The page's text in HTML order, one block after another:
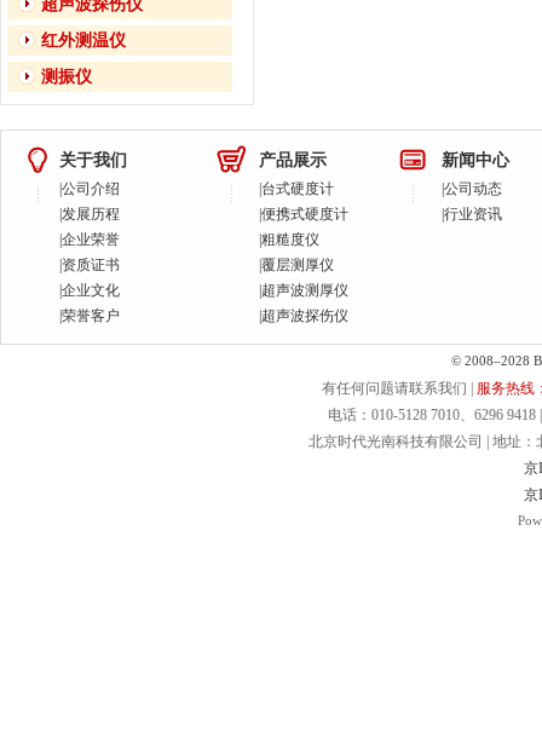
超声波探伤仪
红外测温仪
测振仪
关于我们
公司介绍
发展历程
企业荣誉
资质证书
企业文化
荣誉客户
产品展示
台式硬度计
便携式硬度计
粗糙度仪
覆层测厚仪
超声波测厚仪
超声波探伤仪
新闻中心
公司动态
行业资讯
© 2008–2028
有任何问题请联系我们 | 服务热线
电话：010-5128 7010、6296 9418
北京时代光南科技有限公司 | 地址：
京
京